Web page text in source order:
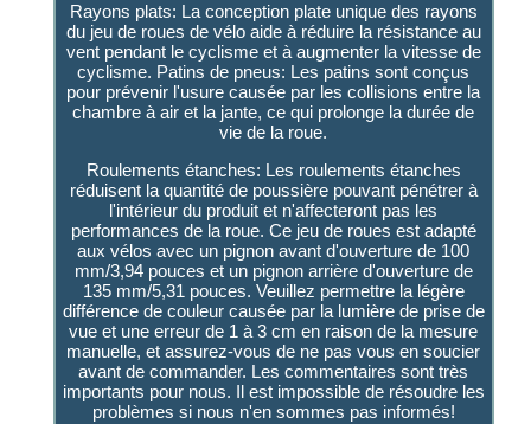
Rayons plats: La conception plate unique des rayons
du jeu de roues de vélo aide à réduire la résistance au
vent pendant le cyclisme et à augmenter la vitesse de
cyclisme. Patins de pneus: Les patins sont conçus
pour prévenir l'usure causée par les collisions entre la
chambre à air et la jante, ce qui prolonge la durée de
vie de la roue.
Roulements étanches: Les roulements étanches
réduisent la quantité de poussière pouvant pénétrer à
l'intérieur du produit et n'affecteront pas les
performances de la roue. Ce jeu de roues est adapté
aux vélos avec un pignon avant d'ouverture de 100
mm/3,94 pouces et un pignon arrière d'ouverture de
135 mm/5,31 pouces. Veuillez permettre la légère
différence de couleur causée par la lumière de prise de
vue et une erreur de 1 à 3 cm en raison de la mesure
manuelle, et assurez-vous de ne pas vous en soucier
avant de commander. Les commentaires sont très
importants pour nous. Il est impossible de résoudre les
problèmes si nous n'en sommes pas informés!